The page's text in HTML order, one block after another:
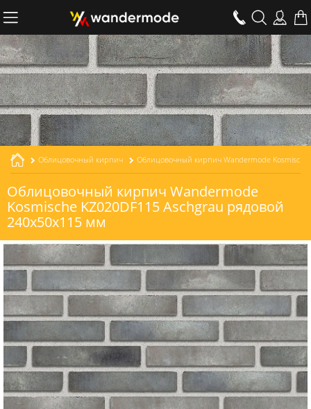
Облицовочный кирпич
Облицовочный кирпич Wandermode
Kosmische KZ020DF115 Aschgrau рядовой
240x50x115 мм